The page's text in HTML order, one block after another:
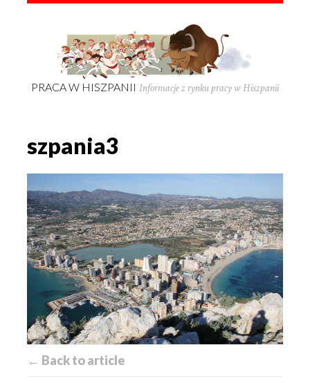
PRACA W HISZPANII Informacje z rynku pracy w Hiszpanii
szpania3
← Back to article